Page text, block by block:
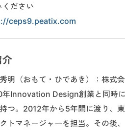
ください
ceps9.peatix.com
介
明（おもて・ひであき）：株式
年Innovation Design創業と同時
つ。2012年から5年間に渡り、
トマネージャーを担当。その後